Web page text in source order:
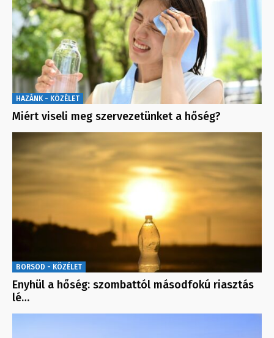
HAZÁNK - KÖZÉLET
Miért viseli meg szervezetünket a hőség?
BORSOD - KÖZÉLET
Enyhül a hőség: szombattól másodfokú riasztás
lé…